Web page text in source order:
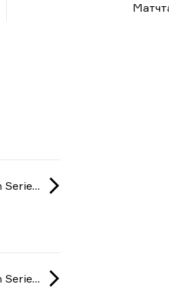
NODWIN Clutch Series: Season 3 2025
NODWIN Clutch Series: Season 3 2025